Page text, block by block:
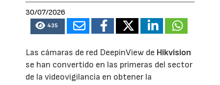
30/07/2026
435
Las cámaras de red DeepinView de Hikvision
se han convertido en las primeras del sector
de la videovigilancia en obtener la